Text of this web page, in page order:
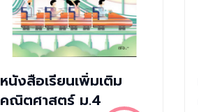
หนังสือเรียนเพิ่มเติม
คณิตศาสตร์ ม.4